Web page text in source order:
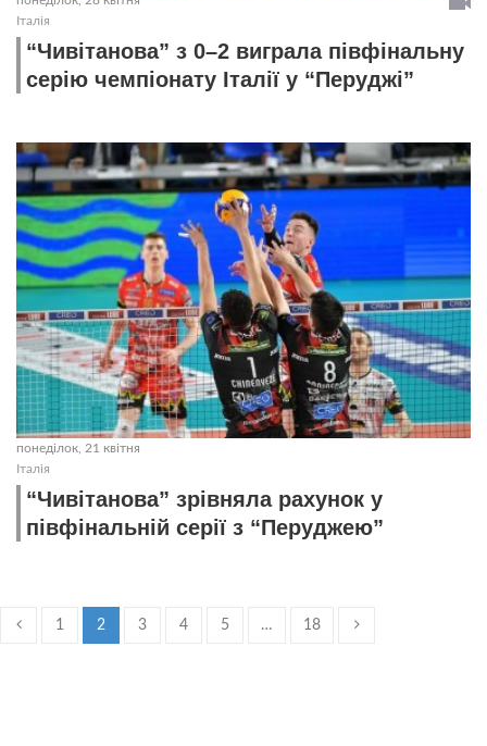
Італія
“Чивітанова” з 0–2 виграла півфінальну
серію чемпіонату Італії у “Перуджі”
понеділок, 21 квітня
Італія
“Чивітанова” зрівняла рахунок у
півфінальній серії з “Перуджею”
1 2 3 4 5 … 18